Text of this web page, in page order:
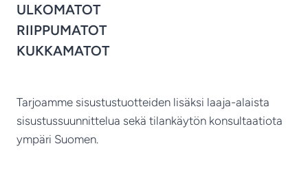
ULKOMATOT
RIIPPUMATOT
KUKKAMATOT
Tarjoamme sisustustuotteiden lisäksi laaja-alaista
sisustussuunnittelua sekä tilankäytön konsultaatiota
ympäri Suomen.